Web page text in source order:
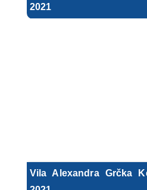
2021
Vila Alexandra Grčka